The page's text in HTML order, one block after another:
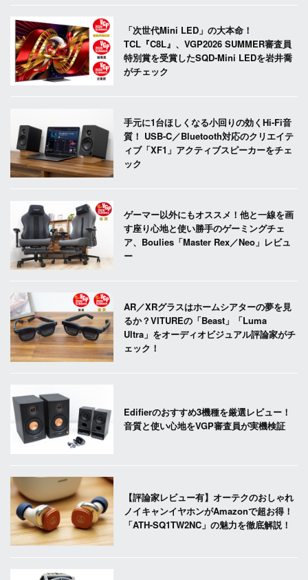
「次世代Mini LED」の大本命！
TCL『C8L』、VGP2026 SUMMER審査員
特別賞を受賞したSQD-Mini LEDを岩井喬
がチェック
手元に1台ほしくなる小回りの効くHi-Fi音
質！ USB-C／Bluetooth対応のクリエイテ
ィブ「XF1」アクティブスピーカーをチェ
ック
ゲーマー以外にもオススメ！他と一線を画
す座り心地と使い勝手のゲーミングチェ
ア、Boulies「Master Rex／Neo」レビュ
ー
AR／XRグラスはホームシアターの夢を見
るか？VITUREの「Beast」「Luma
Ultra」をオーディオビジュアル評論家がチ
ェック！
Edifierのおすすめ3機種を厳選レビュー！
音質と使い心地をVGP審査員が実機検証
【評論家レビュー有】オーテクのおしゃれ
ノイキャンイヤホンがAmazonで超お得！
「ATH-SQ1TW2NC」の魅力を徹底解説！